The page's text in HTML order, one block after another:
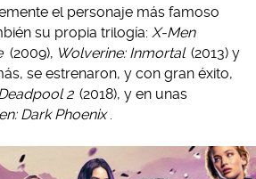
el personaje más famoso
su propia trilogía: X-Men
(2009), Wolverine: Inmortal (2013) y
se estrenaron, y con gran éxito,
2 (2018), y en unas
Dark Phoenix